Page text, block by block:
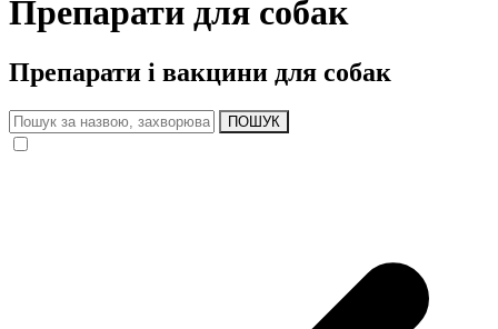
Препарати для собак
Препарати і вакцини для собак
ПОШУК